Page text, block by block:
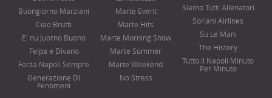
Buongiorno Marziani
Ciao Brutti
E' nu Juorno Buono
Felpa e Divano
Forza Napoli Sempre
Generazione Di
Fenomeni
Marte Event
Marte Hits
Marte Morning Show
Marte Summer
Marte Weekend
No Stress
Siamo Tutti Allenatori
Soriani Airlines
Su Le Mani
The History
Tutto il Napoli Minuto
Per Minuto